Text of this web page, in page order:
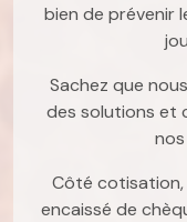
bien de prévenir
Sachez que
des solutions et
Côté cotisation,
encaissé de